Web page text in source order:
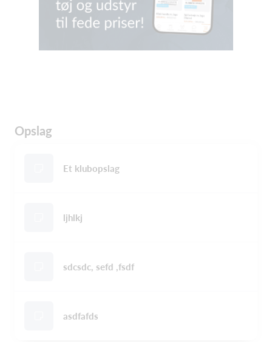
Opslag
Et klubopslag
ljhlkj
sdcsdc, sefd ,fsdf
asdfafds